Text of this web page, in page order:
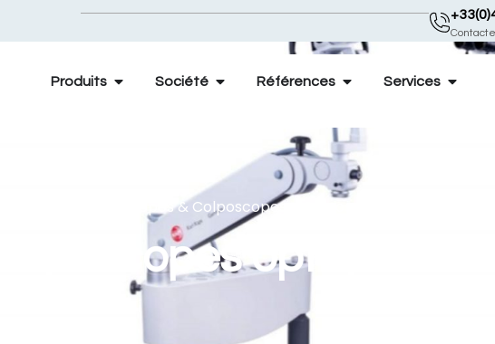
Produits Société Références Services
Microscopes & Colposcopes
Colposcopes optique